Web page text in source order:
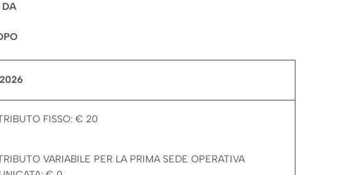
DA
FISSO: € 20
VARIABILE PER LA PRIMA SEDE OPERATIVA